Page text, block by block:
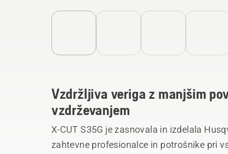
Vzdržljiva veriga z manjšim
vzdrževanjem
X-CUT S35G je zasnovala in izdelala
zahtevne profesionalce in potrošnike pri